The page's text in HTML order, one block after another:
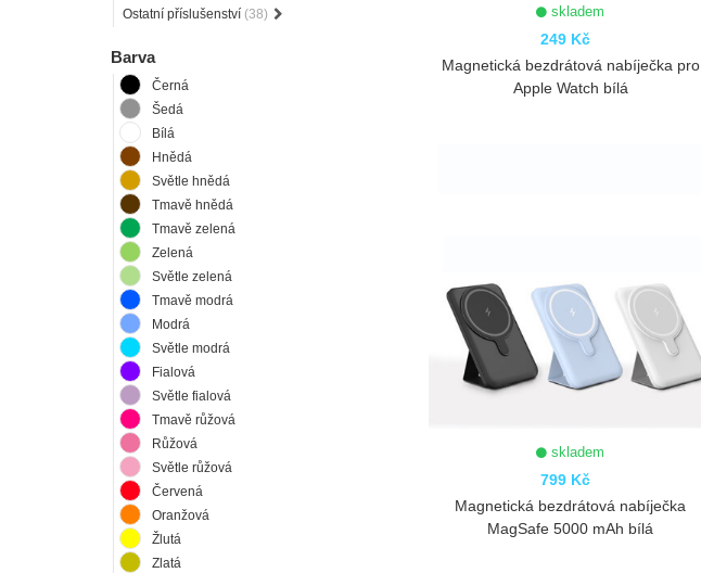
Ostatní příslušenství (38)
Barva
Černá
Šedá
Bílá
Hnědá
Světle hnědá
Tmavě hnědá
Tmavě zelená
Zelená
Světle zelená
Tmavě modrá
Modrá
Světle modrá
Fialová
Světle fialová
Tmavě růžová
Růžová
Světle růžová
Červená
Oranžová
Žlutá
Zlatá
skladem
249 Kč
Magnetická bezdrátová nabíječka pro
Apple Watch bílá
skladem
799 Kč
Magnetická bezdrátová nabíječka
MagSafe 5000 mAh bílá